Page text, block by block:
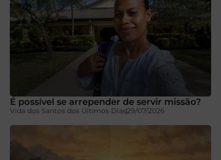
É possível se arrepender de servir missão?
Vida dos Santos dos Últimos Dias29/07/2026